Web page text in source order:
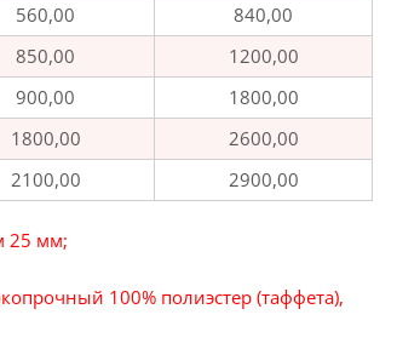
560,00
840,00
850,00
1200,00
900,00
1800,00
1800,00
2600,00
2100,00 2900,00
25 мм;
100% полиэстер (таффета),